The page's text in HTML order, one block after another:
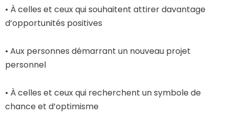
• À celles et ceux qui souhaitent attirer davantage
d’opportunités positives
• Aux personnes démarrant un nouveau projet
personnel
• À celles et ceux qui recherchent un symbole de
chance et d’optimisme